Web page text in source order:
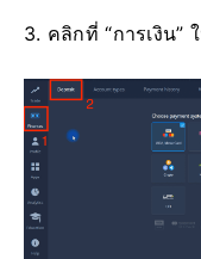
3. คลิกที่ “การเงิน”